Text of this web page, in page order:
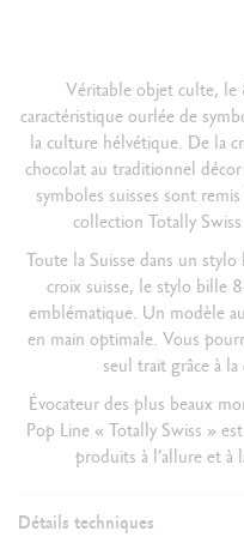
Véritable objet culte,
caractéristique ourlée de
la culture hélvétique. De la
chocolat au traditionnel
symboles suisses sont
collection Totally
Toute la Suisse dans un
croix suisse, le stylo bille
emblématique. Un modèle
en main optimale. Vous
seul trait grâce à
Évocateur des plus beaux
Pop Line « Totally Swiss »
produits à l’allure et
Détails techniques